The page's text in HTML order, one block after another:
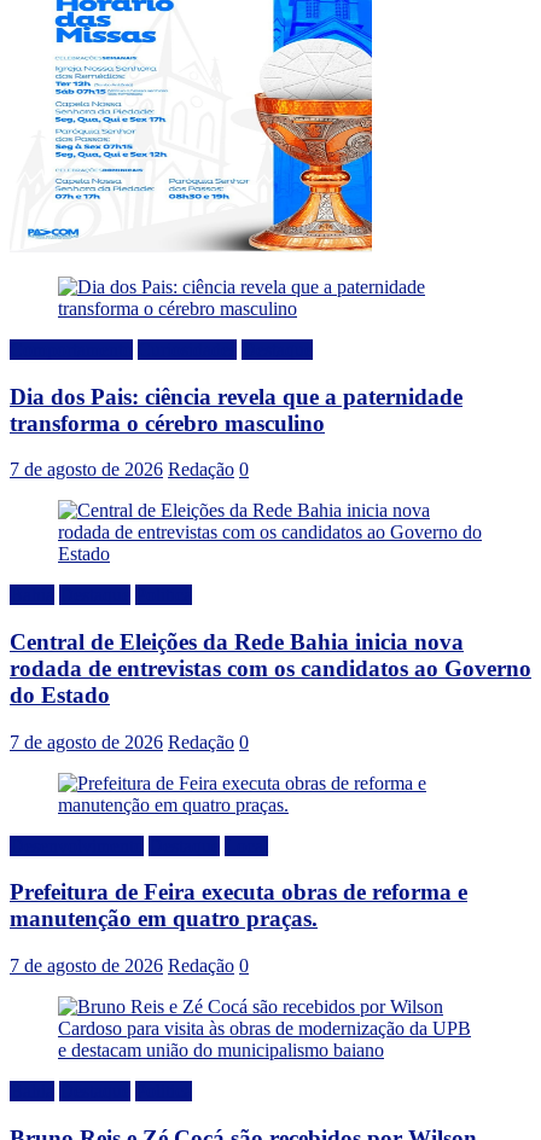
Dia dos Pais: ciência revela que a paternidade
transforma o cérebro masculino
7 de agosto de 2026 Redação 0
Central de Eleições da Rede Bahia inicia nova
rodada de entrevistas com os candidatos ao Governo
do Estado
7 de agosto de 2026 Redação 0
Prefeitura de Feira executa obras de reforma e
manutenção em quatro praças.
7 de agosto de 2026 Redação 0